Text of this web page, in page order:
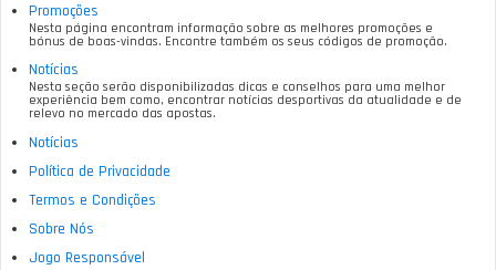
Promoções
Nesta página encontram informação sobre as melhores promoções e
bónus de boas-vindas. Encontre também os seus códigos de promoção.
Notícias
Nesta seção serão disponibilizadas dicas e conselhos para uma melhor
experiência bem como, encontrar notícias desportivas da atualidade e de
relevo no mercado das apostas.
Notícias
Política de Privacidade
Termos e Condições
Sobre Nós
Jogo Responsável